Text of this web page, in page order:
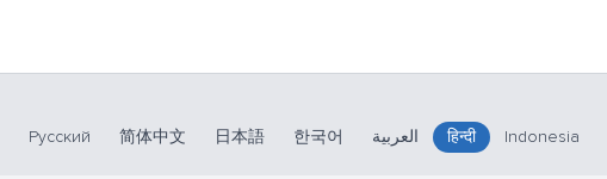
Русский 简体中文 日本語 한국어 العربية हिन्दी Indonesia